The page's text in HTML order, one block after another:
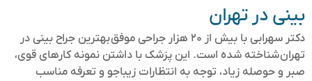
بینی در تهران
دکتر سهرابی با بیش از ۲۰ هزار جراحی موفق بهترین جراح بینی در
تهران شناخته شده است. این پزشک با داشتن نمونه کارهای قوی،
صبر و حوصله زیاد، توجه به انتظارات زیباجو و تعرفه مناسب